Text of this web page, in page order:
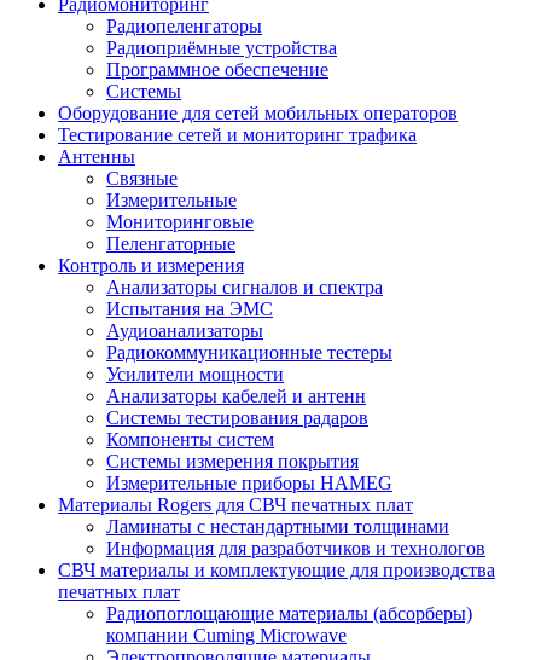
Радиопеленгаторы
Радиоприёмные устройства
Программное обеспечение
Системы
Оборудование для сетей мобильных операторов
Тестирование сетей и мониторинг трафика
Антенны
Связные
Измерительные
Мониторинговые
Пеленгаторные
Контроль и измерения
Анализаторы сигналов и спектра
Испытания на ЭМС
Аудиоанализаторы
Радиокоммуникационные тестеры
Усилители мощности
Анализаторы кабелей и антенн
Системы тестирования радаров
Компоненты систем
Системы измерения покрытия
Измерительные приборы HAMEG
Материалы Rogers для СВЧ печатных плат
Ламинаты с нестандартными толщинами
Информация для разработчиков и технологов
СВЧ материалы и комплектующие для производства
печатных плат
Радиопоглощающие материалы (абсорберы)
компании Cuming Microwave